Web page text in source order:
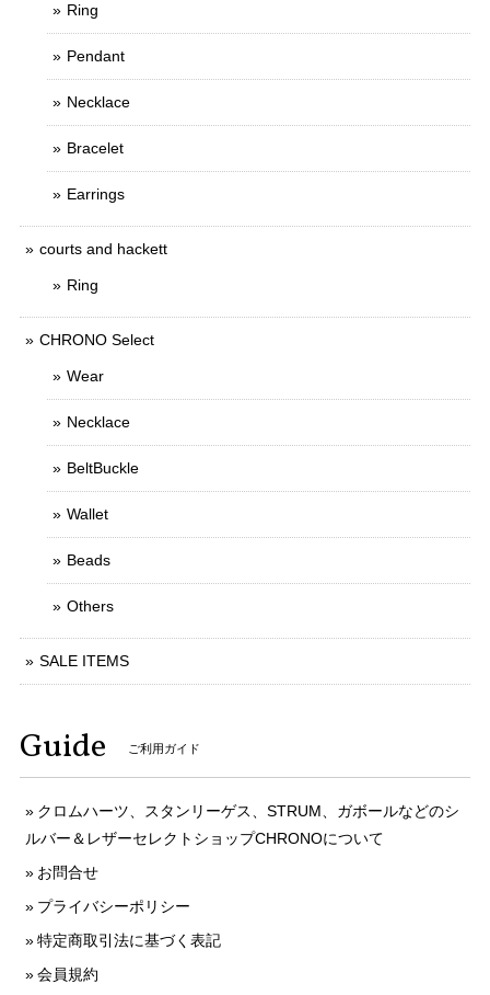
Ring
Pendant
Necklace
Bracelet
Earrings
courts and hackett
Ring
CHRONO Select
Wear
Necklace
BeltBuckle
Wallet
Beads
Others
SALE ITEMS
Guide ご利用ガイド
クロムハーツ、スタンリーゲス、STRUM、ガボールなどのシ
ルバー＆レザーセレクトショップCHRONOについて
お問合せ
プライバシーポリシー
特定商取引法に基づく表記
会員規約